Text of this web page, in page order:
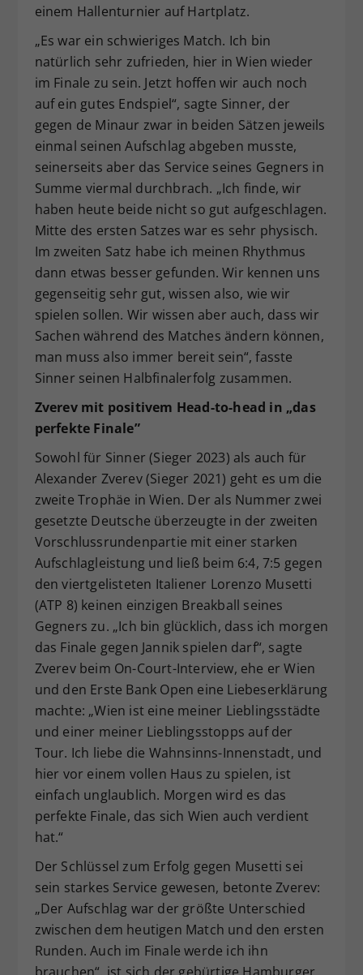
einem Hallenturnier auf Hartplatz.
„Es war ein schwieriges Match. Ich bin
natürlich sehr zufrieden, hier in Wien wieder
im Finale zu sein. Jetzt hoffen wir auch noch
auf ein gutes Endspiel“, sagte Sinner, der
gegen de Minaur zwar in beiden Sätzen jeweils
einmal seinen Aufschlag abgeben musste,
seinerseits aber das Service seines Gegners in
Summe viermal durchbrach. „Ich finde, wir
haben heute beide nicht so gut aufgeschlagen.
Mitte des ersten Satzes war es sehr physisch.
Im zweiten Satz habe ich meinen Rhythmus
dann etwas besser gefunden. Wir kennen uns
gegenseitig sehr gut, wissen also, wie wir
spielen sollen. Wir wissen aber auch, dass wir
Sachen während des Matches ändern können,
man muss also immer bereit sein“, fasste
Sinner seinen Halbfinalerfolg zusammen.
Zverev mit positivem Head-to-head in „das
perfekte Finale”
Sowohl für Sinner (Sieger 2023) als auch für
Alexander Zverev (Sieger 2021) geht es um die
zweite Trophäe in Wien. Der als Nummer zwei
gesetzte Deutsche überzeugte in der zweiten
Vorschlussrundenpartie mit einer starken
Aufschlagleistung und ließ beim 6:4, 7:5 gegen
den viertgelisteten Italiener Lorenzo Musetti
(ATP 8) keinen einzigen Breakball seines
Gegners zu. „Ich bin glücklich, dass ich morgen
das Finale gegen Jannik spielen darf“, sagte
Zverev beim On-Court-Interview, ehe er Wien
und den Erste Bank Open eine Liebeserklärung
machte: „Wien ist eine meiner Lieblingsstädte
und einer meiner Lieblingsstopps auf der
Tour. Ich liebe die Wahnsinns-Innenstadt, und
hier vor einem vollen Haus zu spielen, ist
einfach unglaublich. Morgen wird es das
perfekte Finale, das sich Wien auch verdient
hat.“
Der Schlüssel zum Erfolg gegen Musetti sei
sein starkes Service gewesen, betonte Zverev:
„Der Aufschlag war der größte Unterschied
zwischen dem heutigen Match und den ersten
Runden. Auch im Finale werde ich ihn